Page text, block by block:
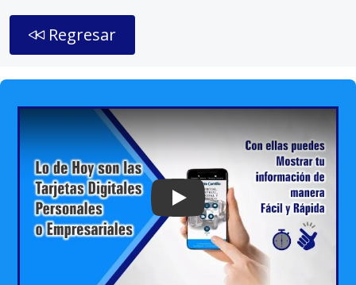
Regresar
Play: Keynote (Google I/O '18)